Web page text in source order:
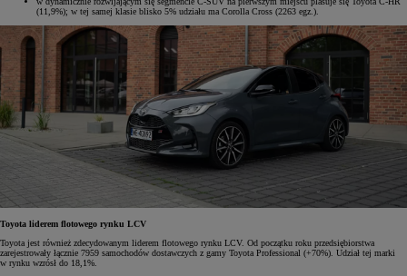
(11,9%); w tej samej klasie blisko 5% udziału ma Corolla Cross (2263 egz.).
Toyota liderem flotowego rynku LCV
Toyota jest również zdecydowanym liderem flotowego rynku LCV. Od początku roku przedsiębiorstwa
zarejestrowały łącznie 7959 samochodów dostawczych z gamy Toyota Professional (+70%). Udział tej marki
w rynku wzrósł do 18,1%.